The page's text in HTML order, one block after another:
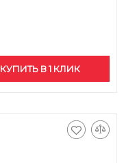
КУПИТЬ В 1 КЛИК